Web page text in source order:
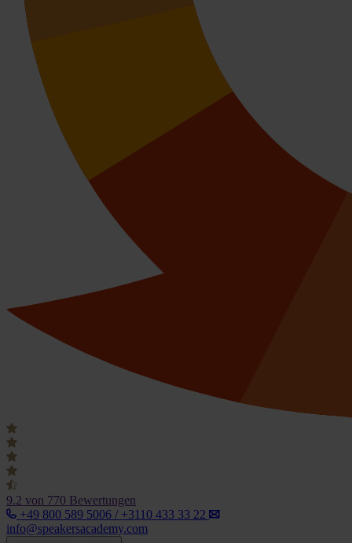
9.2 von 770 Bewertungen
+49 800 589 5006 / +3110 433 33 22
info@speakersacademy.com